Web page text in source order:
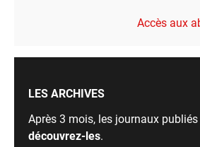
Accès aux
LES ARCHIVES
Après 3 mois, les journaux
découvrez-les.